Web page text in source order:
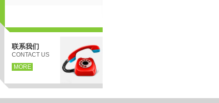
联系我们
CONTACT US
MORE